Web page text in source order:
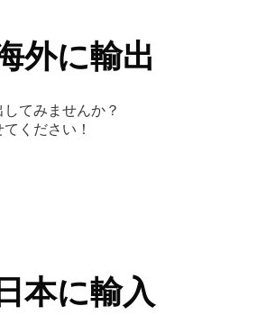
外に輸出
てみませんか？
ください！
本に輸入